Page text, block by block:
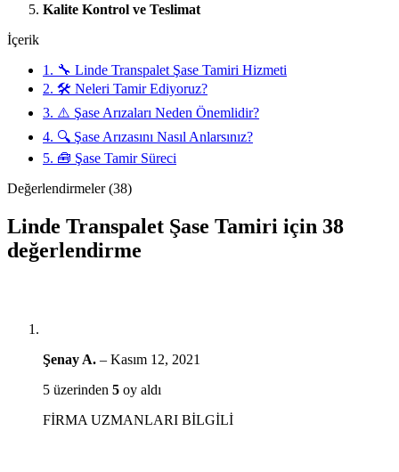
Kalite Kontrol ve Teslimat
İçerik
1. 🔧 Linde Transpalet Şase Tamiri Hizmeti
2. 🛠️ Neleri Tamir Ediyoruz?
3. ⚠️ Şase Arızaları Neden Önemlidir?
4. 🔍 Şase Arızasını Nasıl Anlarsınız?
5. 🧰 Şase Tamir Süreci
Değerlendirmeler (38)
Linde Transpalet Şase Tamiri için 38
değerlendirme
Şenay A. – Kasım 12, 2021
5 üzerinden 5 oy aldı
FİRMA UZMANLARI BİLGİLİ